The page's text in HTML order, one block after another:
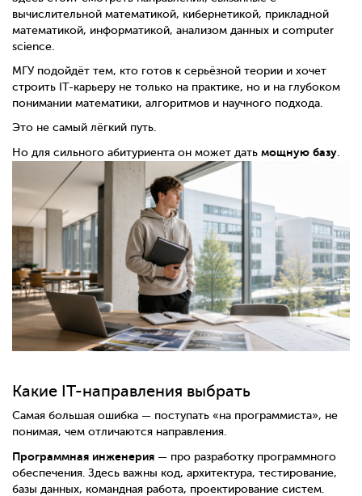
вычислительной математикой, кибернетикой, прикладной
математикой, информатикой, анализом данных и computer
science.
МГУ подойдёт тем, кто готов к серьёзной теории и хочет
строить IT-карьеру не только на практике, но и на глубоком
понимании математики, алгоритмов и научного подхода.
Это не самый лёгкий путь.
Но для сильного абитуриента он может дать мощную базу
Какие IT-направления выбрать
Самая большая ошибка — поступать «на программиста», не
понимая, чем отличаются направления.
Программная инженерия — про разработку программного
обеспечения. Здесь важны код, архитектура, тестирование,
базы данных, командная работа, проектирование систем.